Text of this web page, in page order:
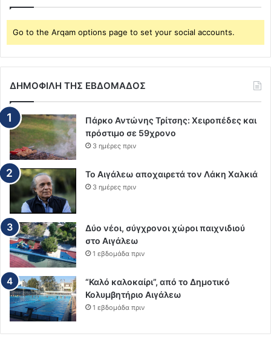
Go to the Arqam options page to set your social accounts.
ΔΗΜΟΦΙΛΗ ΤΗΣ ΕΒΔΟΜΑΔΟΣ
Πάρκο Αντώνης Τρίτσης: Χειροπέδες και
πρόστιμο σε 59χρονο
3 ημέρες πριν
Το Αιγάλεω αποχαιρετά τον Λάκη Χαλκιά
3 ημέρες πριν
Δύο νέοι, σύγχρονοι χώροι παιχνιδιού
στο Αιγάλεω
1 εβδομάδα πριν
“Καλό καλοκαίρι”, από το Δημοτικό
Κολυμβητήριο Αιγάλεω
1 εβδομάδα πριν